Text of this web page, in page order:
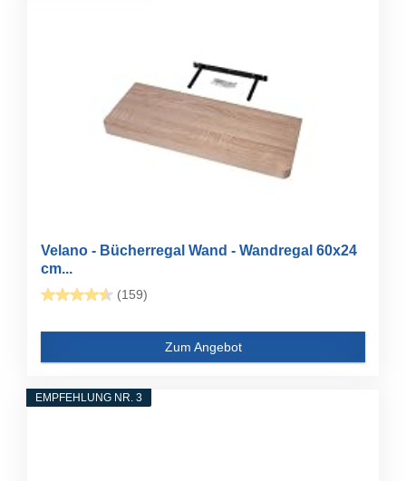
Velano - Bücherregal Wand - Wandregal 60x24
cm...
(159)
Zum Angebot
EMPFEHLUNG NR. 3